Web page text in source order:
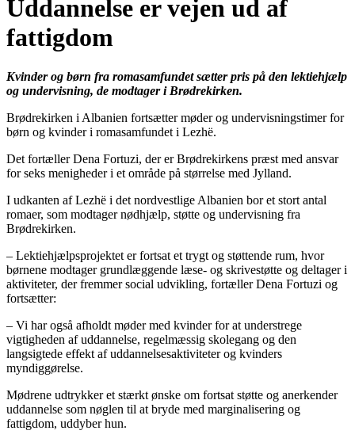
Uddannelse er vejen ud af
fattigdom
Kvinder og børn fra romasamfundet sætter pris på den lektiehjælp
og undervisning, de modtager i Brødrekirken.
Brødrekirken i Albanien fortsætter møder og undervisningstimer for
børn og kvinder i romasamfundet i Lezhë.
Det fortæller Dena Fortuzi, der er Brødrekirkens præst med ansvar
for seks menigheder i et område på størrelse med Jylland.
I udkanten af Lezhë i det nordvestlige Albanien bor et stort antal
romaer, som modtager nødhjælp, støtte og undervisning fra
Brødrekirken.
– Lektiehjælpsprojektet er fortsat et trygt og støttende rum, hvor
børnene modtager grundlæggende læse- og skrivestøtte og deltager i
aktiviteter, der fremmer social udvikling, fortæller Dena Fortuzi og
fortsætter:
– Vi har også afholdt møder med kvinder for at understrege
vigtigheden af ​​uddannelse, regelmæssig skolegang og den
langsigtede effekt af uddannelsesaktiviteter og kvinders
myndiggørelse.
Mødrene udtrykker et stærkt ønske om fortsat støtte og anerkender
uddannelse som nøglen til at bryde med marginalisering og
fattigdom, uddyber hun.